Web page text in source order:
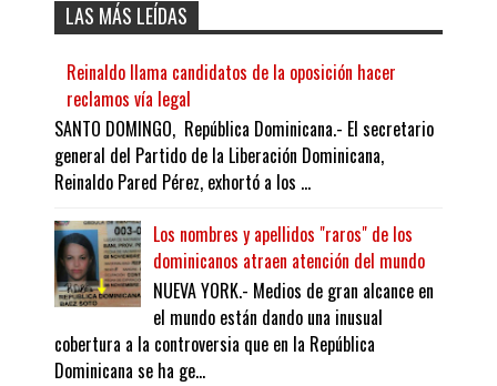
LAS MÁS LEÍDAS
Reinaldo llama candidatos de la oposición hacer
reclamos vía legal
SANTO DOMINGO, República Dominicana.- El secretario
general del Partido de la Liberación Dominicana,
Reinaldo Pared Pérez, exhortó a los ...
Los nombres y apellidos "raros" de los
dominicanos atraen atención del mundo
NUEVA YORK.- Medios de gran alcance en
el mundo están dando una inusual
cobertura a la controversia que en la República
Dominicana se ha ge...